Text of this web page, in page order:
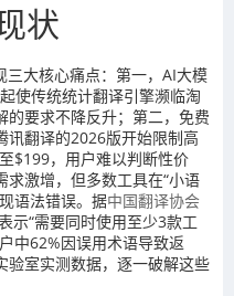
状
大核心痛点：第一，AI大模
使传统统计翻译引擎濒临淘
的要求不降反升；第二，免费
讯翻译的2026版开始限制高
$199，用户难以判断性价
求激增，但多数工具在“小语
语法错误。据中国翻译协会
示“需要同时使用至少3款工
中62%因误用术语导致返
验室实测数据，逐一破解这些